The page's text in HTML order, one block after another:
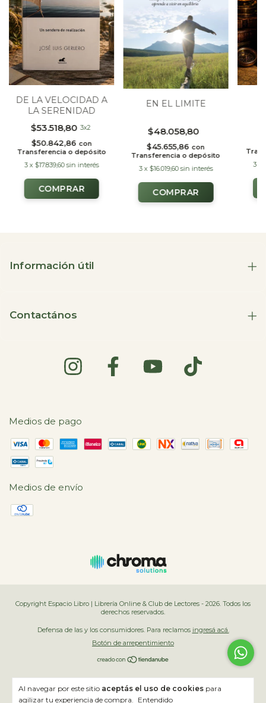
Al navegar por este sitio aceptás el uso de cookies para
agilizar tu experiencia de compra. Entendido
DE LA VELOCIDAD A
LA SERENIDAD
$53.518,80 3x2
$50.842,86 con
Transferencia o depósito
3 x $17.839,60 sin interés
EN EL LIMITE
$48.058,80
$45.655,86con
Transferencia o depósito
3 x $16.019,60 sin interés
3
Información útil
Contactános
Medios de pago
Medios de envío
Copyright Espacio Libro | Librería Online & Club de Lectores - 2026. Todos los
derechos reservados.
Defensa de las y los consumidores. Para reclamos ingresá acá.
Botón de arrepentimiento